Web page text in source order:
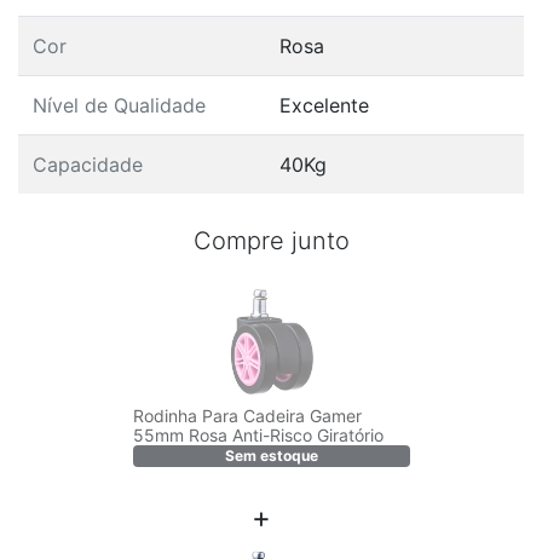
Cor Rosa
Nível de Qualidade Excelente
Capacidade 40Kg
Compre junto
Rodinha Para Cadeira Gamer
55mm Rosa Anti-Risco Giratório
Sem estoque